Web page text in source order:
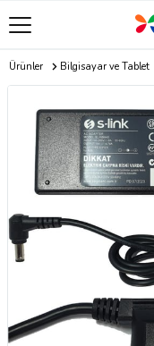
Ürünler Bilgisayar ve Tablet